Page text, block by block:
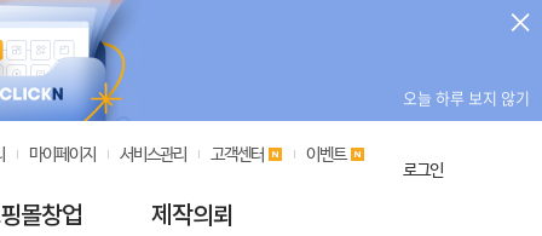
오늘 하루 보지 않기
몰창업 제작의뢰
마이페이지 서비스관리 고객센터
이벤트
로그인